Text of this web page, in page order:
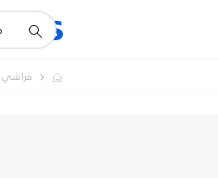
أيقونة
دعم
فراشي